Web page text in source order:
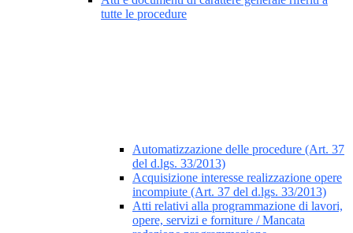
tutte le procedure
Automatizzazione delle procedure (Art. 37
del d.lgs. 33/2013)
Acquisizione interesse realizzazione opere
incompiute (Art. 37 del d.lgs. 33/2013)
Atti relativi alla programmazione di lavori,
opere, servizi e forniture / Mancata